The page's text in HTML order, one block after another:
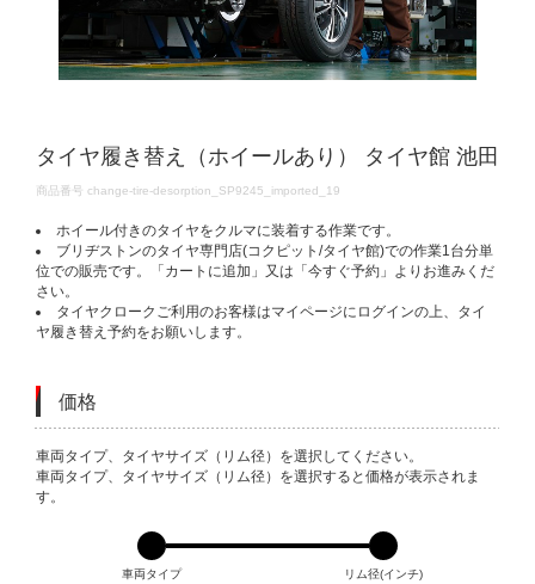
タイヤ履き替え（ホイールあり） タイヤ館 池田
DETAILS
商品番号 change-tire-desorption_SP9245_imported_19
ホイール付きのタイヤをクルマに装着する作業です。
ブリヂストンのタイヤ専門店(コクピット/タイヤ館)での作業1台分単
位での販売です。「カートに追加」又は「今すぐ予約」よりお進みくだ
さい。
タイヤクロークご利用のお客様はマイページにログインの上、タイ
ヤ履き替え予約をお願いします。
価格
VARIATIONS
車両タイプ、タイヤサイズ（リム径）を選択してください。
車両タイプ、タイヤサイズ（リム径）を選択すると価格が表示されま
す。
車両タイプ リム径(インチ)